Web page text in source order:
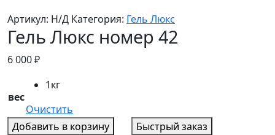
Артикул: Н/Д Категория: Гель Люкс
Гель Люкс номер 42
6 000₽
вес
1кг
Очистить
Добавить в корзину
Быстрый заказ